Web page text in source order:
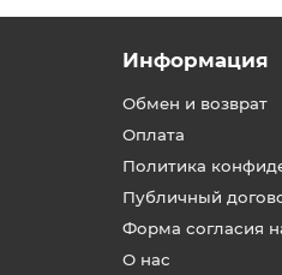
Информация
Обмен и возврат
Оплата
Политика
Публичный
Форма согласия
О нас